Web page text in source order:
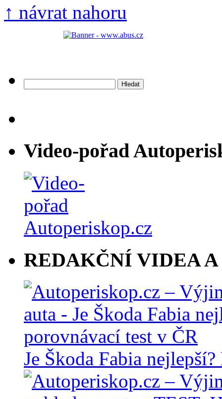
↑ návrat nahoru
Video-pořad
REDAKČNÍ VIDEA A
Je Škoda Fabia